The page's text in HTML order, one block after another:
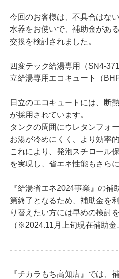
今回のお客様は、不具合はな
水器をお使いで、補助金があ
交換を検討されました。
四変テック給湯専用（SN4-
立給湯専用エコキュート（
日立のエコキュートには、断
が採用されています。
タンクの周囲にウレタンフォ
お湯が冷めにくく、より効率
これにより、発泡スチロール
を実現し、省エネ性能もさら
『給湯省エネ2024事業』の補
第終了となるため、補助金を
り替えたい方には早めの検討
（※2024.11月上旬現在補助金
- - - - - - - - - - - - - - - - - - - - - - - -
『チカラもち高知店』では、